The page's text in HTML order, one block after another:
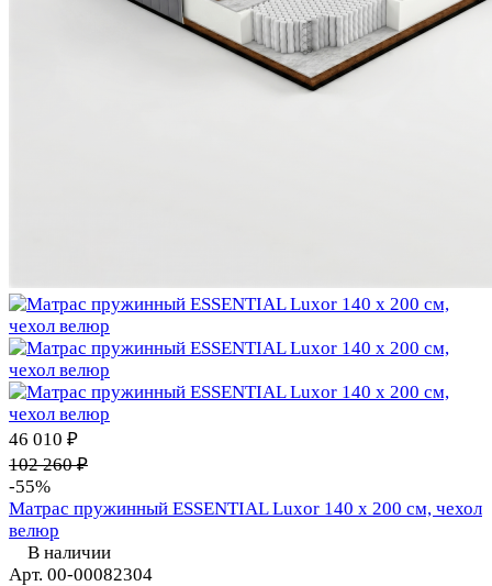
46 010 ₽
102 260 ₽
-55%
Матрас пружинный ESSENTIAL Luxor 140 х 200 см, чехол
велюр
В наличии
Арт. 00-00082304